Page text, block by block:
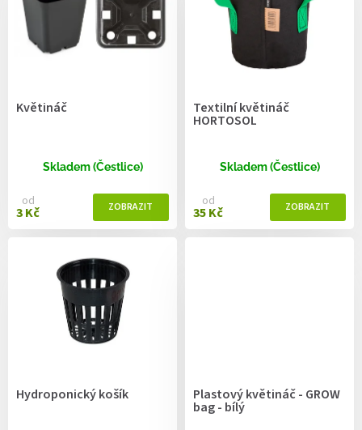
Květináč
Skladem (Čestlice)
od
3 Kč
Textilní květináč
HORTOSOL
Skladem (Čestlice)
od
35 Kč
Hydroponický košík Plastový květináč - GROW
bag - bílý